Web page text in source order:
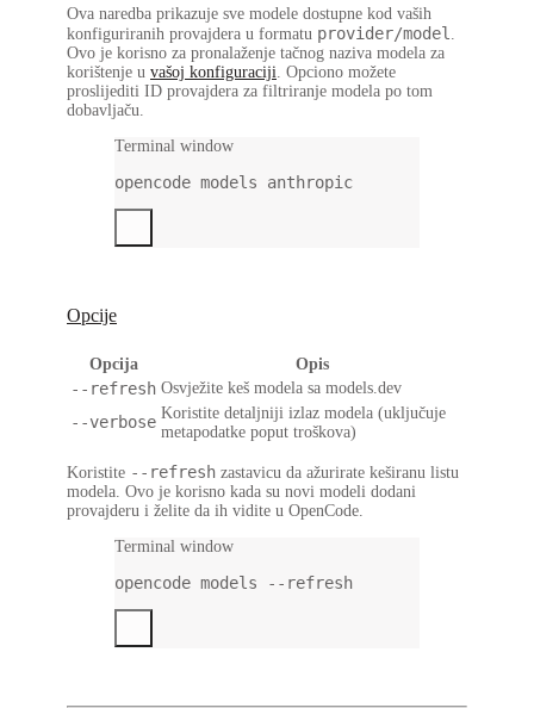
Ova naredba prikazuje sve modele dostupne kod vaših
konfiguriranih provajdera u formatu provider/model
Ovo je korisno za pronalaženje tačnog naziva modela za
korištenje u vašoj konfiguraciji . Opciono možete
proslijediti ID provajdera za filtriranje modela po tom
dobavljaču.
Terminal window
opencode models anthropic
Opcije
Opcija Opis
--refresh Osvježite keš modela sa models.dev
--verbose Koristite detaljniji izlaz modela (uključuje
metapodatke poput troškova)
Koristite --refresh zastavicu da ažurirate keširanu listu
modela. Ovo je korisno kada su novi modeli dodani
provajderu i želite da ih vidite u OpenCode.
Terminal window
opencode models --refresh